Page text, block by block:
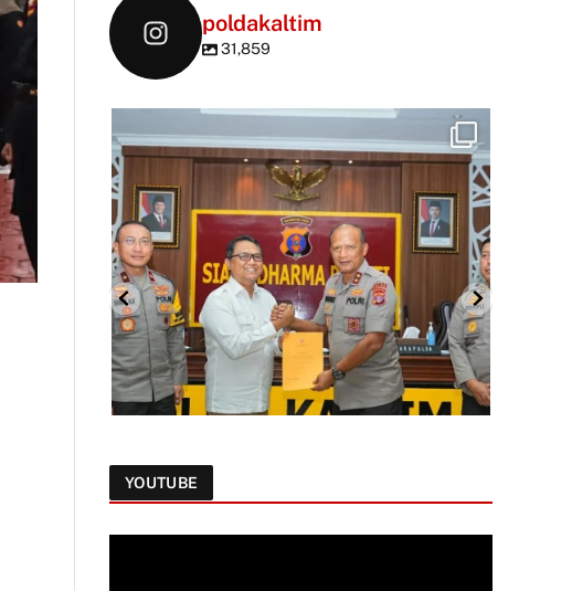
poldakaltim
31,859
YOUTUBE